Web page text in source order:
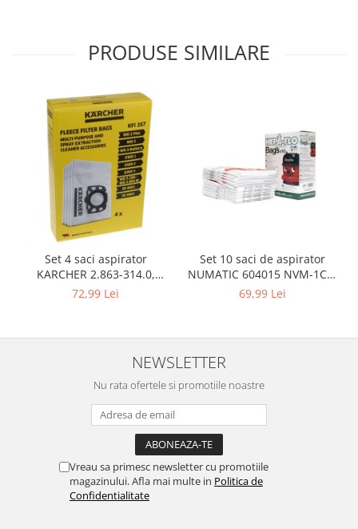
Gaming, Carti & Birotica
Console, Jocuri & Accesorii
Ingrijire personala & Cosmetice
Accesorii aparate de ras electrice
Accesorii aparate hair styling
Aparate & Accesorii ingrijire
personala
Aparate cosmetice
Articole Sanatate si Wellness
Consumabile sanitare
Cosmetice si produse ingrijire
Igiena si ingrijire
Accesorii animale de companie
PRODUSE SIMILARE
Set 4 saci aspirator
KARCHER 2.863-314.0,
compatibil cu WD, KWD, SE
72,99 Lei
Set 10 saci de aspirator
NUMATIC 604015 NVM-1CH,
9L
69,99 Lei
NEWSLETTER
Nu rata ofertele si promotiile noastre
Vreau sa primesc newsletter cu promotiile
magazinului. Afla mai multe in Politica de
Confidentialitate